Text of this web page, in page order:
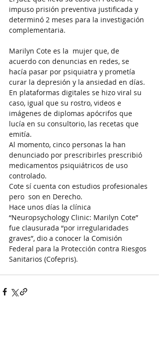
impuso prisión preventiva justificada y
determinó 2 meses para la investigación
complementaria.
Marilyn Cote es la  mujer que, de
acuerdo con denuncias en redes, se
hacía pasar por psiquiatra y prometía
curar la depresión y la ansiedad en días.
En plataformas digitales se hizo viral su
caso, igual que su rostro, videos e
imágenes de diplomas apócrifos que
lucía en su consultorio, las recetas que
emitía.
Al momento, cinco personas la han
denunciado por prescribirles prescribió
medicamentos psiquiátricos de uso
controlado.
Cote sí cuenta con estudios profesionales
pero  son en Derecho.
Hace unos días la clínica
“Neuropsychology Clinic: Marilyn Cote”
fue clausurada “por irregularidades
graves”, dio a conocer la Comisión
Federal para la Protección contra Riesgos
Sanitarios (Cofepris).